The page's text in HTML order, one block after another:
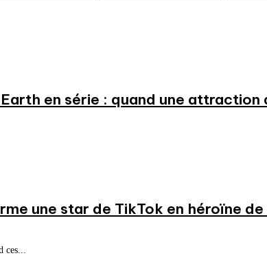
en série : quand une
une star de TikTok en héroïne